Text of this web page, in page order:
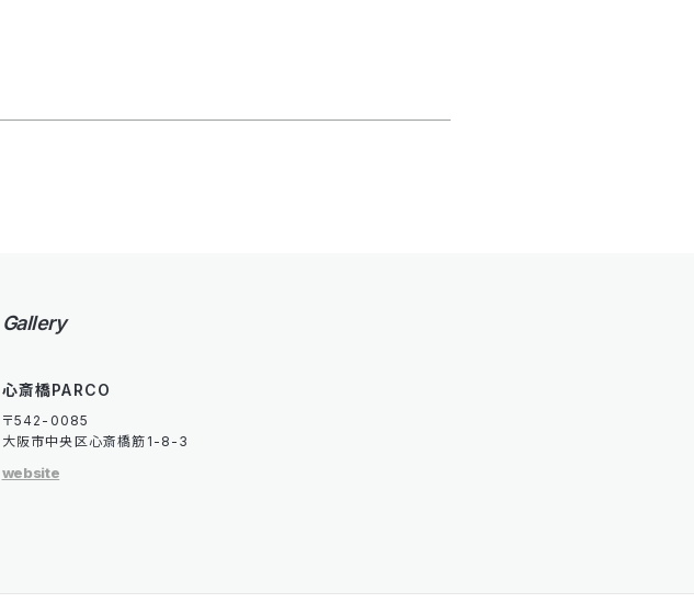
Gallery
心斎橋PARCO
〒542-0085
大阪市中央区心斎橋筋1-8-3
website